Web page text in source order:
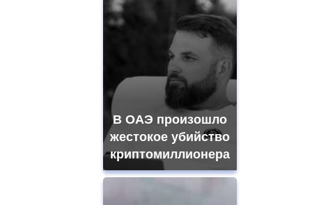
В ОАЭ произошло
жестокое убийство
криптомиллионера